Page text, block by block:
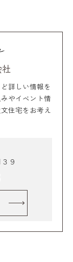
詳しい情報を
やイベント情
住宅をお考え
９